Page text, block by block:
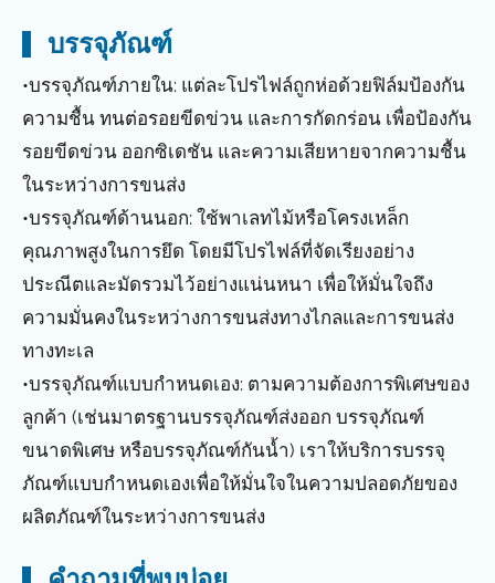
บรรจุภัณฑ์
•บรรจุภัณฑ์ภายใน: แต่ละโปรไฟล์ถูกห่อด้วยฟิล์มป้องกัน
ความชื้น ทนต่อรอยขีดข่วน และการกัดกร่อน เพื่อป้องกัน
รอยขีดข่วน ออกซิเดชัน และความเสียหายจากความชื้น
ในระหว่างการขนส่ง
•บรรจุภัณฑ์ด้านนอก: ใช้พาเลทไม้หรือโครงเหล็ก
คุณภาพสูงในการยึด โดยมีโปรไฟล์ที่จัดเรียงอย่าง
ประณีตและมัดรวมไว้อย่างแน่นหนา เพื่อให้มั่นใจถึง
ความมั่นคงในระหว่างการขนส่งทางไกลและการขนส่ง
ทางทะเล
•บรรจุภัณฑ์แบบกำหนดเอง: ตามความต้องการพิเศษของ
ลูกค้า (เช่นมาตรฐานบรรจุภัณฑ์ส่งออก บรรจุภัณฑ์
ขนาดพิเศษ หรือบรรจุภัณฑ์กันน้ำ) เราให้บริการบรรจุ
ภัณฑ์แบบกำหนดเองเพื่อให้มั่นใจในความปลอดภัยของ
ผลิตภัณฑ์ในระหว่างการขนส่ง